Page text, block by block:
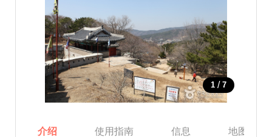
1 / 7
介绍 使用指南 信息 地图